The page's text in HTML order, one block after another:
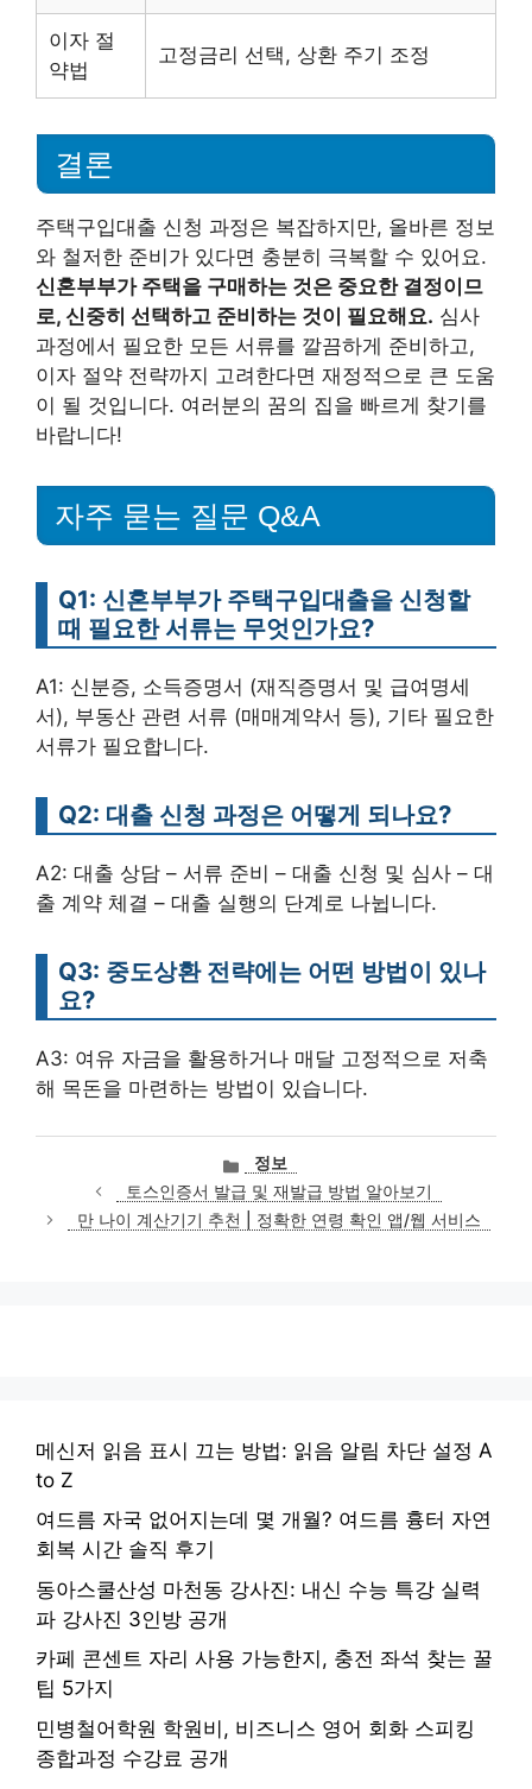
이자 절
약법
고정금리 선택, 상환 주기 조정
결론
주택구입대출 신청 과정은 복잡하지만, 올바른 정보
와 철저한 준비가 있다면 충분히 극복할 수 있어요.
신혼부부가 주택을 구매하는 것은 중요한 결정이므
로, 신중히 선택하고 준비하는 것이 필요해요. 심사
과정에서 필요한 모든 서류를 깔끔하게 준비하고,
이자 절약 전략까지 고려한다면 재정적으로 큰 도움
이 될 것입니다. 여러분의 꿈의 집을 빠르게 찾기를
바랍니다!
자주 묻는 질문 Q&A
Q1: 신혼부부가 주택구입대출을 신청할
때 필요한 서류는 무엇인가요?
A1: 신분증, 소득증명서 (재직증명서 및 급여명세
서), 부동산 관련 서류 (매매계약서 등), 기타 필요한
서류가 필요합니다.
Q2: 대출 신청 과정은 어떻게 되나요?
A2: 대출 상담 – 서류 준비 – 대출 신청 및 심사 – 대
출 계약 체결 – 대출 실행의 단계로 나뉩니다.
Q3: 중도상환 전략에는 어떤 방법이 있나
요?
A3: 여유 자금을 활용하거나 매달 고정적으로 저축
해 목돈을 마련하는 방법이 있습니다.
카
테
고
리
정보
토스인증서 발급 및 재발급 방법 알아보기
만 나이 계산기기 추천 | 정확한 연령 확인 앱/웹 서비스
메신저 읽음 표시 끄는 방법: 읽음 알림 차단 설정 A
to Z
여드름 자국 없어지는데 몇 개월? 여드름 흉터 자연
회복 시간 솔직 후기
동아스쿨산성 마천동 강사진: 내신 수능 특강 실력
파 강사진 3인방 공개
카페 콘센트 자리 사용 가능한지, 충전 좌석 찾는 꿀
팁 5가지
민병철어학원 학원비, 비즈니스 영어 회화 스피킹
종합과정 수강료 공개